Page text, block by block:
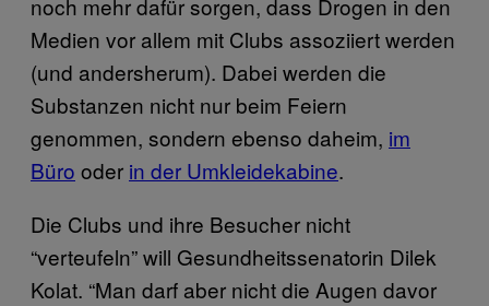
noch mehr dafür sorgen, dass Drogen in den
Medien vor allem mit Clubs assoziiert werden
(und andersherum). Dabei werden die
Substanzen nicht nur beim Feiern
genommen, sondern ebenso daheim, im
Büro oder in der Umkleidekabine.
Die Clubs und ihre Besucher nicht
“verteufeln” will Gesundheitssenatorin Dilek
Kolat. “Man darf aber nicht die Augen davor